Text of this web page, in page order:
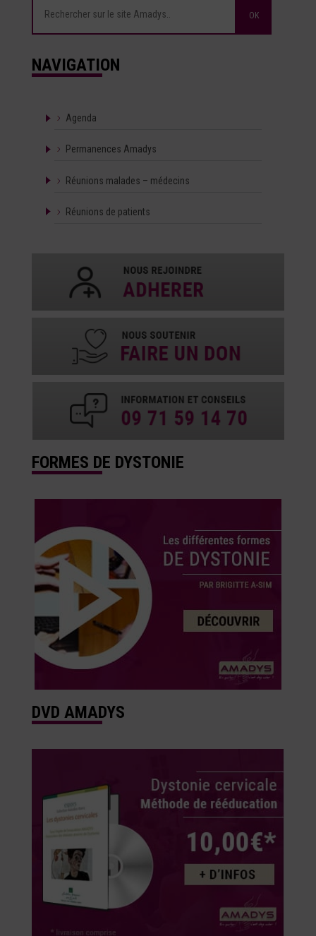
NAVIGATION
Agenda
Permanences Amadys
Réunions malades – médecins
Réunions de patients
FORMES DE DYSTONIE
DVD AMADYS